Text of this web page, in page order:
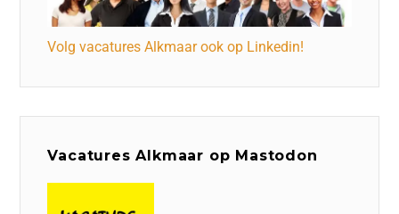
Volg vacatures Alkmaar ook op Linkedin!
Vacatures Alkmaar op Mastodon